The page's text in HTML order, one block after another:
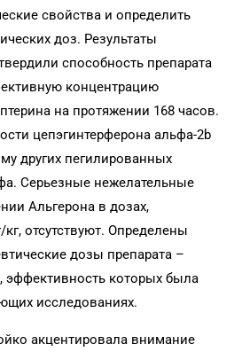
свойства и определить
доз. Результаты
способность препарата
концентрацию
на протяжении 168 часов.
цепэгинтерферона альфа-2b
других пегилированных
Серьезные нежелательные
Альгерона в дозах,
отсутствуют. Определены
дозы препарата –
эффективность которых была
исследованиях.
акцентировала внимание